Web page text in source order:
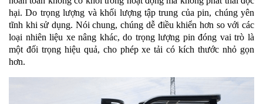
hại. Do trọng lượng và khối lượng tập trung của pin, chúng yên
tĩnh khi sử dụng. Nói chung, chúng dễ điều khiển hơn so với các
loại nhiên liệu xe nâng khác, do trọng lượng pin đóng vai trò là
một đối trọng hiệu quả, cho phép xe tải có kích thước nhỏ gọn
hơn.